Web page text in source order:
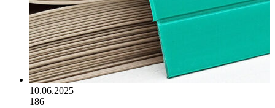
10.06.2025
186